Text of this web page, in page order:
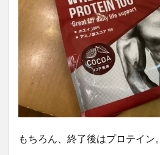
もちろん、終了後はプロテイン。